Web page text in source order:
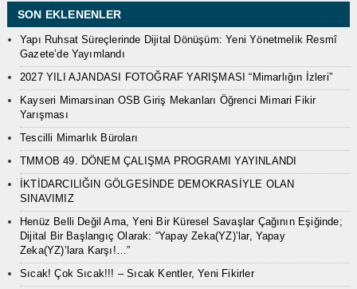
SON EKLENENLER
Yapı Ruhsat Süreçlerinde Dijital Dönüşüm: Yeni Yönetmelik Resmî
Gazete’de Yayımlandı
2027 YILI AJANDASI FOTOĞRAF YARIŞMASI “Mimarlığın İzleri”
Kayseri Mimarsinan OSB Giriş Mekanları Öğrenci Mimari Fikir
Yarışması
Tescilli Mimarlık Büroları
TMMOB 49. DÖNEM ÇALIŞMA PROGRAMI YAYINLANDI
İKTİDARCILIĞIN GÖLGESİNDE DEMOKRASİYLE OLAN
SINAVIMIZ
Henüz Belli Değil Ama, Yeni Bir Küresel Savaşlar Çağının Eşiğinde;
Dijital Bir Başlangıç Olarak: “Yapay Zeka(YZ)’lar, Yapay
Zeka(YZ)’lara Karşı!…”
Sıcak! Çok Sıcak!!! – Sıcak Kentler, Yeni Fikirler